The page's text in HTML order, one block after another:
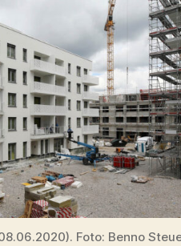
Foto: Benno